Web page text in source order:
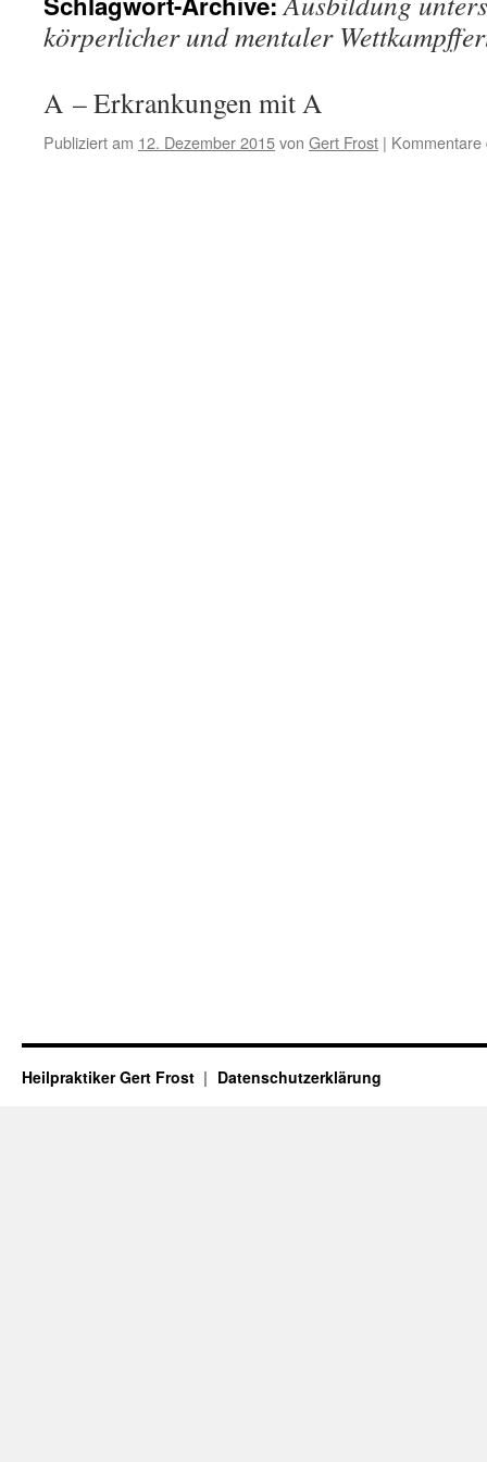
körperlicher und mentaler
A – Erkrankungen mit A
Publiziert am 12. Dezember 2015von Gert Frost | Kommentare
Heilpraktiker Gert Frost Datenschutzerklärung